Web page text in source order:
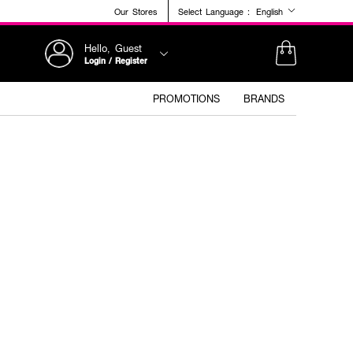
Our Stores Select Language : English
Hello, Guest
Login / Register
PROMOTIONS BRANDS